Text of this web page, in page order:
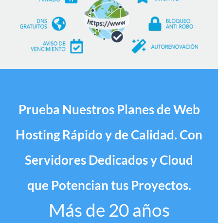
Prueba Nuestros Planes de Web
Hosting Rápido y de Calidad. Con
Servidores Dedicados y Cloud
que Potencian tus Proyectos.
Más de 20 años